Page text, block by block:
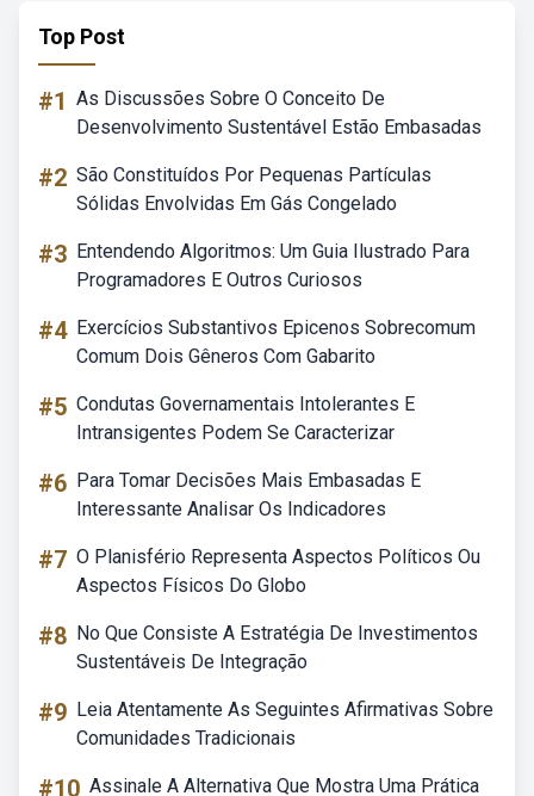
Top Post
#1 As Discussões Sobre O Conceito De
Desenvolvimento Sustentável Estão Embasadas
#2 São Constituídos Por Pequenas Partículas
Sólidas Envolvidas Em Gás Congelado
#3 Entendendo Algoritmos: Um Guia Ilustrado Para
Programadores E Outros Curiosos
#4 Exercícios Substantivos Epicenos Sobrecomum
Comum Dois Gêneros Com Gabarito
#5 Condutas Governamentais Intolerantes E
Intransigentes Podem Se Caracterizar
#6 Para Tomar Decisões Mais Embasadas E
Interessante Analisar Os Indicadores
#7 O Planisfério Representa Aspectos Políticos Ou
Aspectos Físicos Do Globo
#8 No Que Consiste A Estratégia De Investimentos
Sustentáveis De Integração
#9 Leia Atentamente As Seguintes Afirmativas Sobre
Comunidades Tradicionais
#10 Assinale A Alternativa Que Mostra Uma Prática